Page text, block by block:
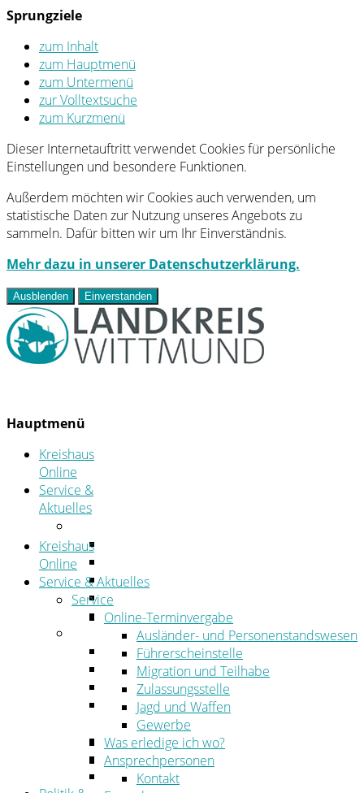
Sprungziele
zum Inhalt
zum Hauptmenü
zum Untermenü
zur Volltextsuche
zum Kurzmenü
Dieser Internetauftritt verwendet Cookies für persönliche
Einstellungen und besondere Funktionen.
Außerdem möchten wir Cookies auch verwenden, um
statistische Daten zur Nutzung unseres Angebots zu
sammeln. Dafür bitten wir um Ihr Einverständnis.
Mehr dazu in unserer Datenschutzerklärung.
Ausblenden Einverstanden
Hauptmenü
Kreishaus
Online
Service &
Aktuelles
Ansprechpersonen
Formulare
Öffnungszeiten
Aktuelles
Stellenangebote
Azubiportal
Pressemitteilungen
Bekanntmachungen & öffentliche
Zustellungen
Kehrbezirksausschreibungen
Amtsblatt
Öffentliche Ausschreibungen
Kreishaus
Online
Service & Aktuelles
Service
Online-Terminvergabe
Ausländer- und Personenstandswesen
Führerscheinstelle
Migration und Teilhabe
Zulassungsstelle
Jagd und Waffen
Gewerbe
Was erledige ich wo?
Ansprechpersonen
Kontakt